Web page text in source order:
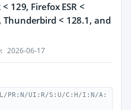
129, Firefox ESR <
Thunderbird < 128.1, and
2026-06-17
PR:N/UI:R/S:U/C:H/I:N/A: